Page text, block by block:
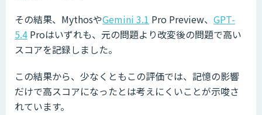
その結果、MythosやGemini 3.1 Pro Preview、 GPT-
5.4 Proはいずれも、元の問題より改変後の問題で高い
スコアを記録しました。
この結果から、少なくともこの評価では、記憶の影響
だけで高スコアになったとは考えにくいことが示唆さ
れています。